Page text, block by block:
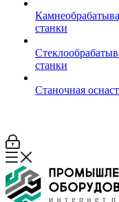
станки
станки
Станочная